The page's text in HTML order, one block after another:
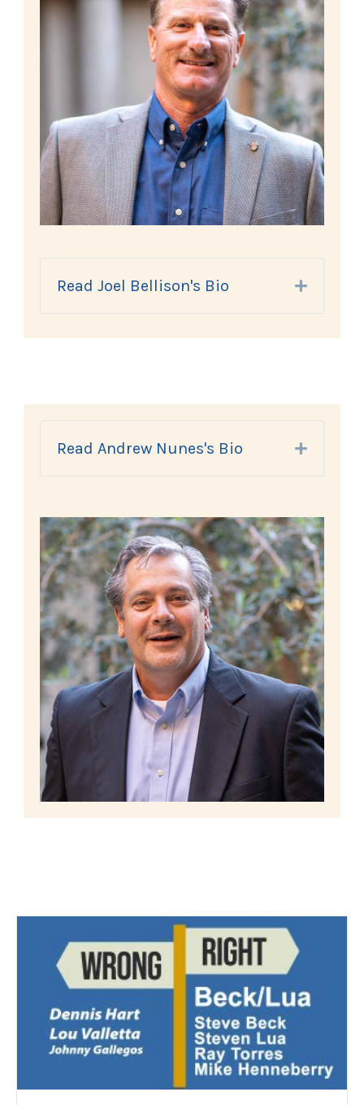
Read Joel Bellison's Bio Expand
Read Andrew Nunes's Bio Expand